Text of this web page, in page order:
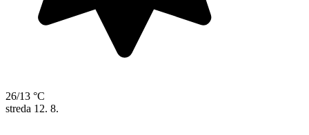
26/13 °C
streda 12. 8.